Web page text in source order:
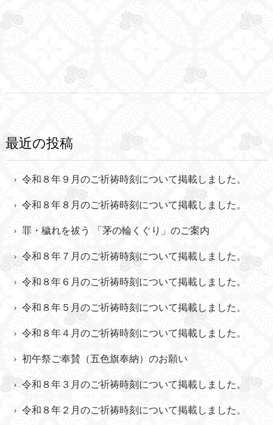
最近の投稿
令和８年９月のご祈祷時刻について掲載しました。
令和８年８月のご祈祷時刻について掲載しました。
罪・穢れを祓う 「茅の輪くぐり」のご案内
令和８年７月のご祈祷時刻について掲載しました。
令和８年６月のご祈祷時刻について掲載しました。
令和８年５月のご祈祷時刻について掲載しました。
令和８年４月のご祈祷時刻について掲載しました。
初午祭ご奉賛（五色旗奉納）のお願い
令和８年３月のご祈祷時刻について掲載しました。
令和８年２月のご祈祷時刻について掲載しました。